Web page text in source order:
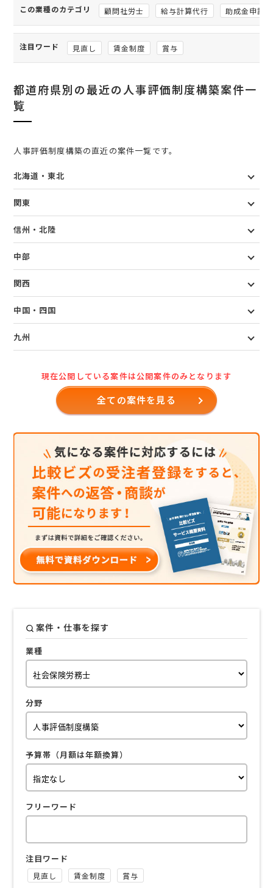
この業種のカテゴリ 顧問社労士 給与計算代行 助成金申請
注目ワード 見直し 賃金制度 賞与
都道府県別の最近の人事評価制度構築案件一
覧
人事評価制度構築の直近の案件一覧です。
北海道・東北
関東
信州・北陸
中部
関西
中国・四国
九州
現在公開している案件は公開案件のみとなります
全ての案件を見る
案件・仕事を探す
業種
分野
予算帯（月額は年額換算）
フリーワード
注目ワード
見直し 賃金制度 賞与